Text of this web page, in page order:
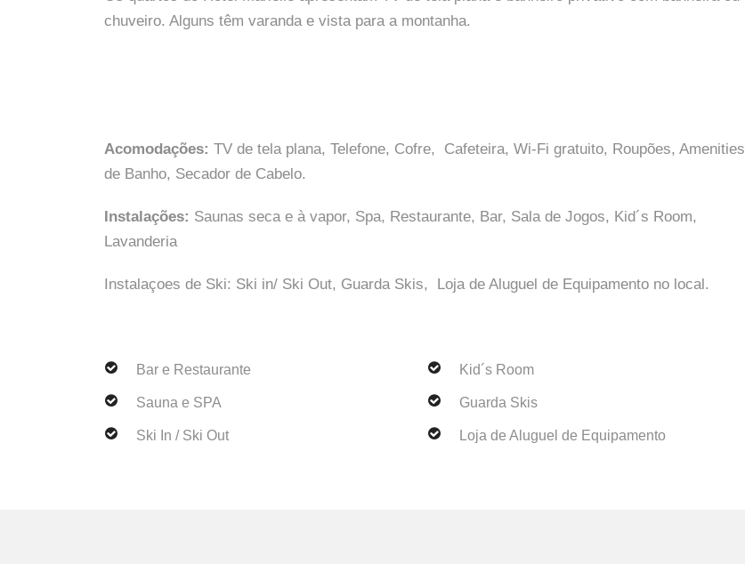
chuveiro. Alguns têm varanda e vista para a montanha.
Acomodações: TV de tela plana, Telefone, Cofre, Cafeteira, Wi-Fi gratuito, Roupões, Amenities
de Banho, Secador de Cabelo.
Instalações: Saunas seca e à vapor, Spa, Restaurante, Bar, Sala de Jogos, Kid´s Room,
Lavanderia
Instalaçoes de Ski: Ski in/ Ski Out, Guarda Skis, Loja de Aluguel de Equipamento no local.
Bar e Restaurante Kid´s Room
Sauna e SPA Guarda Skis
Ski In / Ski Out Loja de Aluguel de Equipamento